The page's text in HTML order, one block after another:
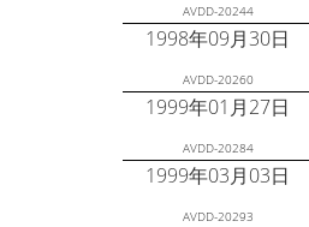
AVDD-20244
1998年09月30日
AVDD-20260
1999年01月27日
AVDD-20284
1999年03月03日
AVDD-20293